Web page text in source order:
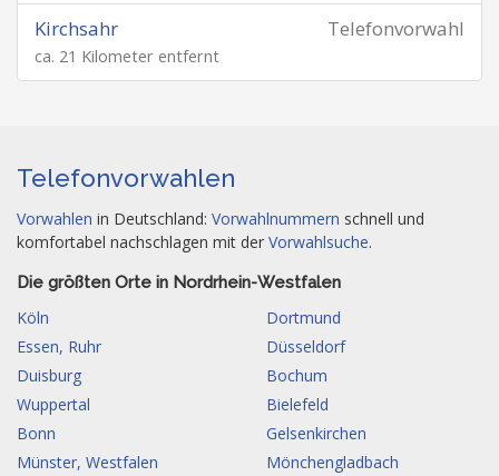
Telefonvorwahl
Kirchsahr
ca. 21 Kilometer entfernt
Telefonvorwahlen
Vorwahlen in Deutschland: Vorwahlnummern schnell und
komfortabel nachschlagen mit der Vorwahlsuche.
Die größten Orte in Nordrhein-Westfalen
Köln
Dortmund
Essen, Ruhr
Düsseldorf
Duisburg
Bochum
Wuppertal
Bielefeld
Bonn
Gelsenkirchen
Münster, Westfalen
Mönchengladbach